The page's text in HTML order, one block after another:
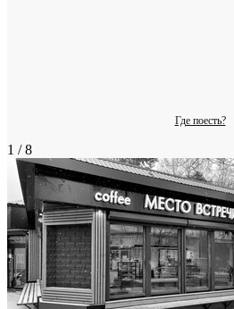
Где поесть?
1 / 8